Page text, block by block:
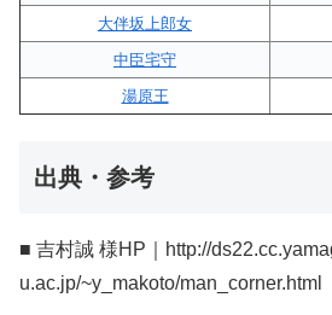
大伴坂上郎女
中臣宅守
湯原王
出典・参考
■ 吉村誠 様HP｜http://
u.ac.jp/~y_makoto/man_corner.html